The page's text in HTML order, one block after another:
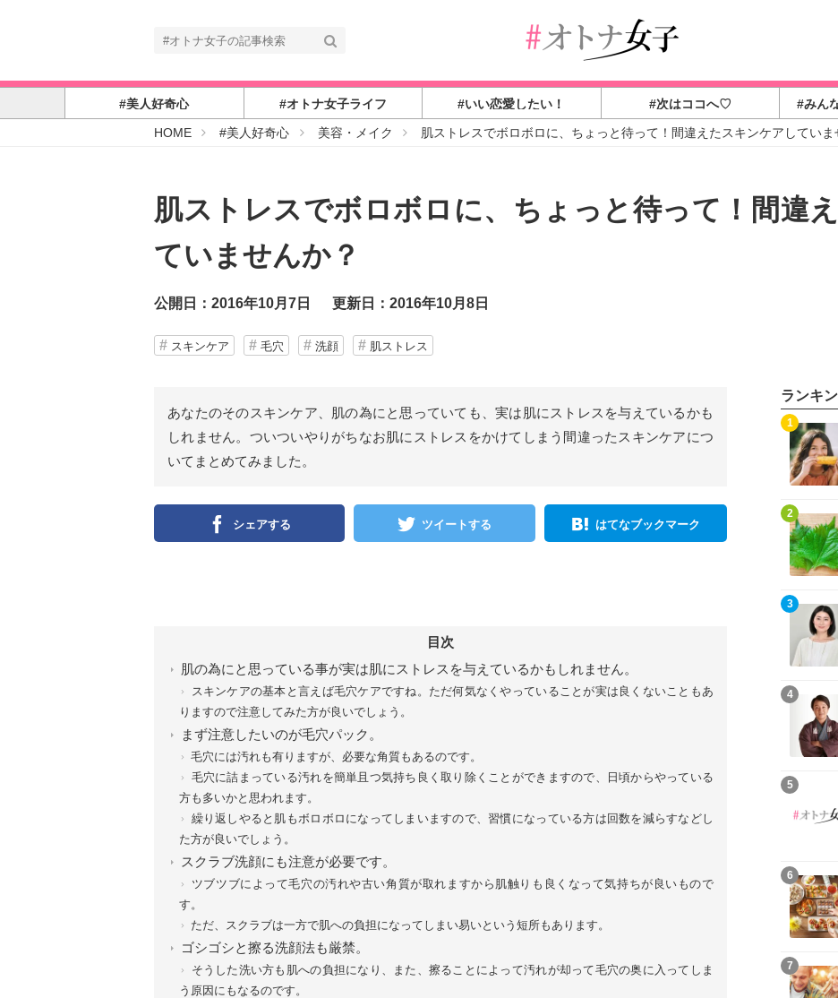
#美人好奇心 #オトナ女子ライフ #いい恋愛したい！ #次はココへ♡ #みん
HOME#
#美人好奇心 美容・メイク 肌ストレスでボロボロに、ちょっと待って！間違えたスキンケアしていま
肌ストレスでボロボロに、ちょっと待って！間違
ていませんか？
公開日：2016年10月7日 更新日：2016年10月8日
スキンケア 毛穴 洗顔 肌ストレス
あなたのそのスキンケア、肌の為にと思っていても、実は肌にストレスを与えているかも
しれません。ついついやりがちなお肌にストレスをかけてしまう間違ったスキンケアにつ
いてまとめてみました。
シェアする ツイートする はてなブックマーク
目次
肌の為にと思っている事が実は肌にストレスを与えているかもしれません。
スキンケアの基本と言えば毛穴ケアですね。ただ何気なくやっていることが実は良くないこともあ
りますので注意してみた方が良いでしょう。
まず注意したいのが毛穴パック。
毛穴には汚れも有りますが、必要な角質もあるのです。
毛穴に詰まっている汚れを簡単且つ気持ち良く取り除くことができますので、日頃からやっている
方も多いかと思われます。
繰り返しやると肌もボロボロになってしまいますので、習慣になっている方は回数を減らすなどし
た方が良いでしょう。
スクラブ洗顔にも注意が必要です。
ツブツブによって毛穴の汚れや古い角質が取れますから肌触りも良くなって気持ちが良いもので
す。
ただ、スクラブは一方で肌への負担になってしまい易いという短所もあります。
ゴシゴシと擦る洗顔法も厳禁。
そうした洗い方も肌への負担になり、また、擦ることによって汚れが却って毛穴の奥に入ってしま
う原因にもなるのです。
ランキ
1
2
3
4
5
6
7